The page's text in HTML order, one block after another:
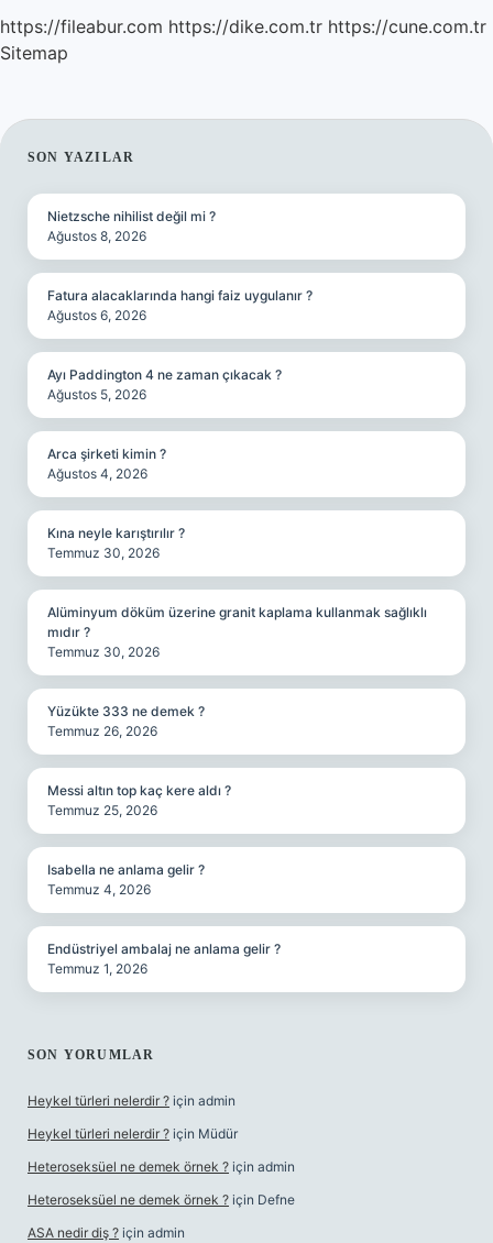
https://fileabur.com https://dike.com.tr https://cune.com.tr
Sitemap
SIDEBAR
SON YAZILAR
Nietzsche nihilist değil mi ?
Ağustos 8, 2026
Fatura alacaklarında hangi faiz uygulanır ?
Ağustos 6, 2026
Ayı Paddington 4 ne zaman çıkacak ?
Ağustos 5, 2026
Arca şirketi kimin ?
Ağustos 4, 2026
Kına neyle karıştırılır ?
Temmuz 30, 2026
Alüminyum döküm üzerine granit kaplama kullanmak sağlıklı
mıdır ?
Temmuz 30, 2026
Yüzükte 333 ne demek ?
Temmuz 26, 2026
Messi altın top kaç kere aldı ?
Temmuz 25, 2026
Isabella ne anlama gelir ?
Temmuz 4, 2026
Endüstriyel ambalaj ne anlama gelir ?
Temmuz 1, 2026
SON YORUMLAR
Heykel türleri nelerdir ? için admin
Heykel türleri nelerdir ? için Müdür
Heteroseksüel ne demek örnek ? için admin
Heteroseksüel ne demek örnek ? için Defne
ASA nedir diş ? için admin